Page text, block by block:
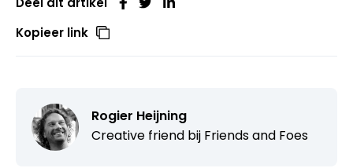
Kopieer link
Rogier Heijning
Creative friend bij Friends and Foes